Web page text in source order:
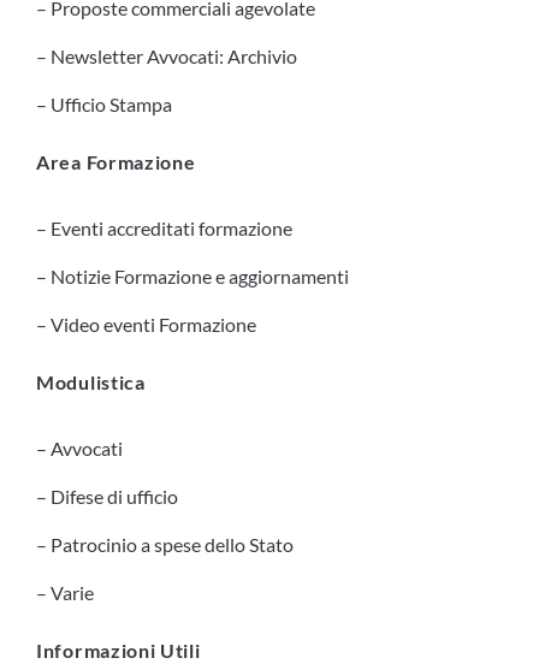
– Proposte commerciali agevolate
– Newsletter Avvocati: Archivio
– Ufficio Stampa
Area Formazione
– Eventi accreditati formazione
– Notizie Formazione e aggiornamenti
– Video eventi Formazione
Modulistica
– Avvocati
– Difese di ufficio
– Patrocinio a spese dello Stato
– Varie
Informazioni Utili